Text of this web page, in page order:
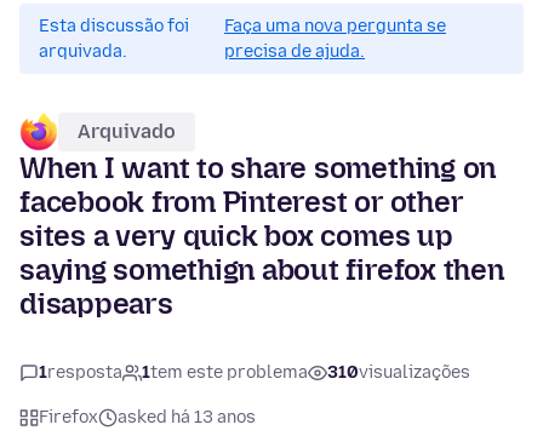
Esta discussão foi
arquivada.
Faça uma nova pergunta se
precisa de ajuda.
Arquivado
When I want to share something on
facebook from Pinterest or other
sites a very quick box comes up
saying somethign about firefox then
disappears
1resposta 1tem este problema 310visualizações
Firefox
asked há 13 anos